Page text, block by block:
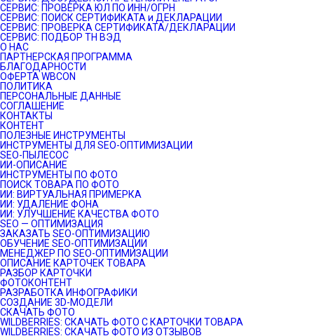
СЕРВИС: ПРОВЕРКА ЮЛ ПО ИНН/ОГРН
СЕРВИС: ПОИСК СЕРТИФИКАТА и ДЕКЛАРАЦИИ
СЕРВИС: ПРОВЕРКА СЕРТИФИКАТА/ДЕКЛАРАЦИИ
СЕРВИС: ПОДБОР ТН ВЭД
О НАС
ПАРТНЕРСКАЯ ПРОГРАММА
БЛАГОДАРНОСТИ
ОФЕРТА WBCON
ПОЛИТИКА
ПЕРСОНАЛЬНЫЕ ДАННЫЕ
СОГЛАШЕНИЕ
КОНТАКТЫ
КОНТЕНТ
ПОЛЕЗНЫЕ ИНСТРУМЕНТЫ
ИНСТРУМЕНТЫ ДЛЯ SEO-ОПТИМИЗАЦИИ
SEO-ПЫЛЕСОС
ИИ-ОПИСАНИЕ
ИНСТРУМЕНТЫ ПО ФОТО
ПОИСК ТОВАРА ПО ФОТО
ИИ: ВИРТУАЛЬНАЯ ПРИМЕРКА
ИИ: УДАЛЕНИЕ ФОНА
ИИ: УЛУЧШЕНИЕ КАЧЕСТВА ФОТО
SEO — ОПТИМИЗАЦИЯ
ЗАКАЗАТЬ SEO-ОПТИМИЗАЦИЮ
ОБУЧЕНИЕ SEO-ОПТИМИЗАЦИИ
МЕНЕДЖЕР ПО SEO-ОПТИМИЗАЦИИ
ОПИСАНИЕ КАРТОЧЕК ТОВАРА
РАЗБОР КАРТОЧКИ
ФОТОКОНТЕНТ
РАЗРАБОТКА ИНФОГРАФИКИ
СОЗДАНИЕ 3D-МОДЕЛИ
СКАЧАТЬ ФОТО
WILDBERRIES: СКАЧАТЬ ФОТО С КАРТОЧКИ ТОВАРА
WILDBERRIES: СКАЧАТЬ ФОТО ИЗ ОТЗЫВОВ